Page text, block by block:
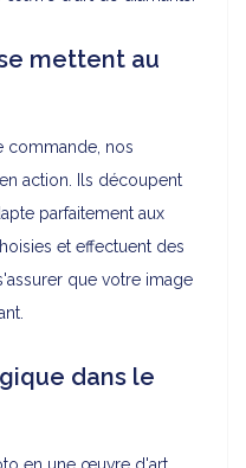
mettent au
commande, nos
action. Ils découpent
parfaitement aux
et effectuent des
que votre image
dans le